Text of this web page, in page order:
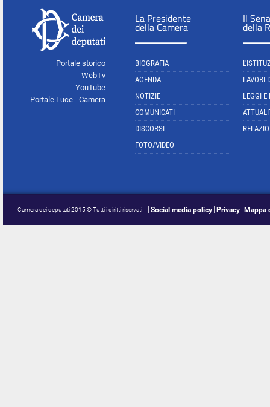
Portale storico
WebTv
YouTube
Portale Luce - Camera
La Presidente
della Camera
BIOGRAFIA
AGENDA
NOTIZIE
COMUNICATI
DISCORSI
FOTO/VIDEO
Il
della
LAVORI
LEGGI E
Camera dei deputati 2015 © Tutti i diritti riservati Social media policy Privacy Mappa